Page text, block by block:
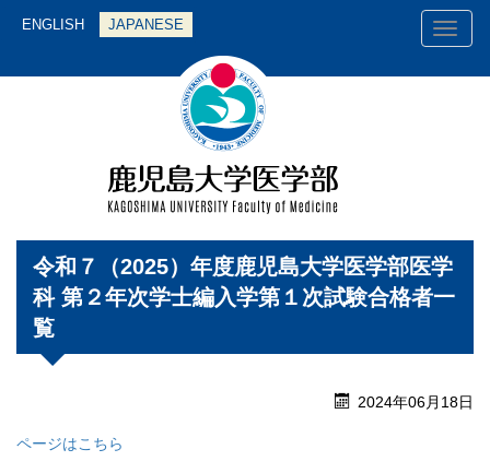
ENGLISH JAPANESE
令和７（2025）年度鹿児島大学医学部医学
科 第２年次学士編入学第１次試験合格者一
覧
2024年06月18日
ページはこちら